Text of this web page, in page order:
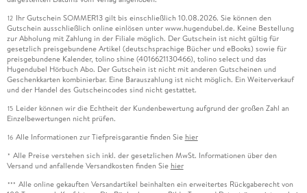
12 Ihr Gutschein SOMMER13 gilt bis einschließlich 10.08.2026. Sie können den
Gutschein ausschließlich online einlösen unter www.hugendubel.de. Keine Bestellung
zur Abholung mit Zahlung in der Filiale möglich. Der Gutschein ist nicht gültig für
gesetzlich preisgebundene Artikel (deutschsprachige Bücher und eBooks) sowie für
preisgebundene Kalender, tolino shine (4016621130466), tolino select und das
Hugendubel Hörbuch Abo. Der Gutschein ist nicht mit anderen Gutscheinen und
Geschenkkarten kombinierbar. Eine Barauszahlung ist nicht möglich. Ein Weiterverkauf
und der Handel des Gutscheincodes sind nicht gestattet.
15 Leider können wir die Echtheit der Kundenbewertung aufgrund der großen Zahl an
Einzelbewertungen nicht prüfen.
16 Alle Informationen zur Tiefpreisgarantie finden Sie hier
* Alle Preise verstehen sich inkl. der gesetzlichen MwSt. Informationen über den
Versand und anfallende Versandkosten finden Sie hier
*** Alle online gekauften Versandartikel beinhalten ein erweitertes Rückgaberecht von